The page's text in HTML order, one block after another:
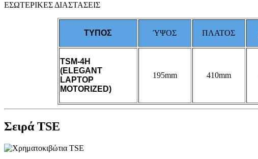
ΕΣΩΤΕΡΙΚΕΣ ΔΙΑΣΤΑΣΕΙΣ
ΤΥΠΟΣ ΎΨΟΣ ΠΛΑΤΟΣ
TSM-4H
(ELEGANT
LAPTOP
MOTORIZED)
195mm 410mm
Σειρά TSE